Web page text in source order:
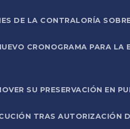
DE LA CONTRALORÍA
CRONOGRAMA PARA LA
SU PRESERVACIÓN EN
TRAS AUTORIZACIÓN